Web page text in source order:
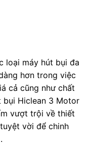
loại máy hút bụi đa
hơn trong việc
cả cũng như chất
bụi Hiclean 3 Motor
vượt trội về thiết
vời để chinh